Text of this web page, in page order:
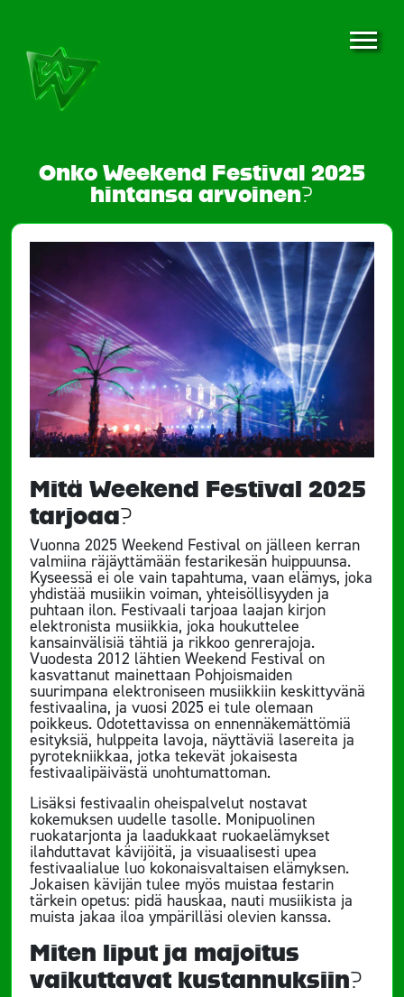
Onko Weekend Festival 2025
hintansa arvoinen?
Mitä Weekend Festival 2025
tarjoaa?
Vuonna 2025 Weekend Festival on jälleen kerran
valmiina räjäyttämään festarikesän huippuunsa.
Kyseessä ei ole vain tapahtuma, vaan elämys, joka
yhdistää musiikin voiman, yhteisöllisyyden ja
puhtaan ilon. Festivaali tarjoaa laajan kirjon
elektronista musiikkia, joka houkuttelee
kansainvälisiä tähtiä ja rikkoo genrerajoja.
Vuodesta 2012 lähtien Weekend Festival on
kasvattanut mainettaan Pohjoismaiden
suurimpana elektroniseen musiikkiin keskittyvänä
festivaalina, ja vuosi 2025 ei tule olemaan
poikkeus. Odotettavissa on ennennäkemättömiä
esityksiä, hulppeita lavoja, näyttäviä lasereita ja
pyrotekniikkaa, jotka tekevät jokaisesta
festivaalipäivästä unohtumattoman.
Lisäksi festivaalin oheispalvelut nostavat
kokemuksen uudelle tasolle. Monipuolinen
ruokatarjonta ja laadukkaat ruokaelämykset
ilahduttavat kävijöitä, ja visuaalisesti upea
festivaalialue luo kokonaisvaltaisen elämyksen.
Jokaisen kävijän tulee myös muistaa festarin
tärkein opetus: pidä hauskaa, nauti musiikista ja
muista jakaa iloa ympärilläsi olevien kanssa.
Miten liput ja majoitus
vaikuttavat kustannuksiin?